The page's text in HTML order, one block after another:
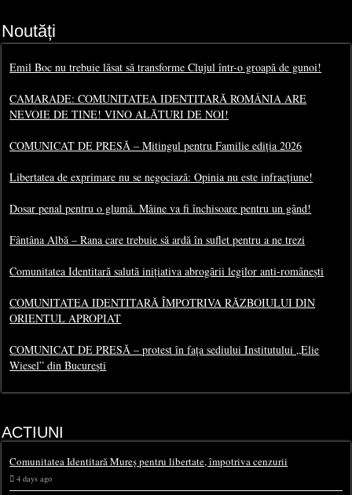
Noutăți
Emil Boc nu trebuie lăsat să transforme Clujul într-o groapă de gunoi!
CAMARADE: COMUNITATEA IDENTITARĂ ROMÂNIA ARE
NEVOIE DE TINE! VINO ALĂTURI DE NOI!
COMUNICAT DE PRESĂ – Mitingul pentru Familie ediția 2026
Libertatea de exprimare nu se negociază: Opinia nu este infracțiune!
Dosar penal pentru o glumă. Mâine va fi închisoare pentru un gând!
Fântâna Albă – Rana care trebuie să ardă în suflet pentru a ne trezi
Comunitatea Identitară salută inițiativa abrogării legilor anti-românești
COMUNITATEA IDENTITARĂ ÎMPOTRIVA RĂZBOIULUI DIN
ORIENTUL APROPIAT
COMUNICAT DE PRESĂ – protest în fața sediului Institutului „Elie
Wiesel” din București
ACTIUNI
Comunitatea Identitară Mureș pentru libertate, împotriva cenzurii
4 days ago